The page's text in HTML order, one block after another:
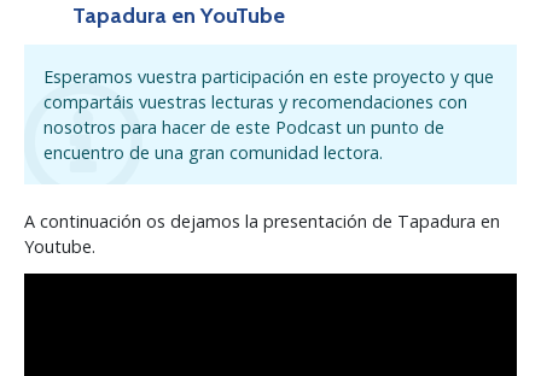
Tapadura en YouTube
Esperamos vuestra participación en este proyecto y que
compartáis vuestras lecturas y recomendaciones con
nosotros para hacer de este Podcast un punto de
encuentro de una gran comunidad lectora.
A continuación os dejamos la presentación de Tapadura en
Youtube.